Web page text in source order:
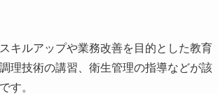
キルアップや業務改善を目的とした教育
理技術の講習、衛生管理の指導などが該
す。